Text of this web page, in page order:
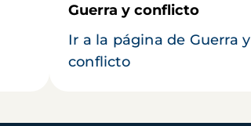
Guerra y conflicto
Ir a la página de Guerra y
conflicto